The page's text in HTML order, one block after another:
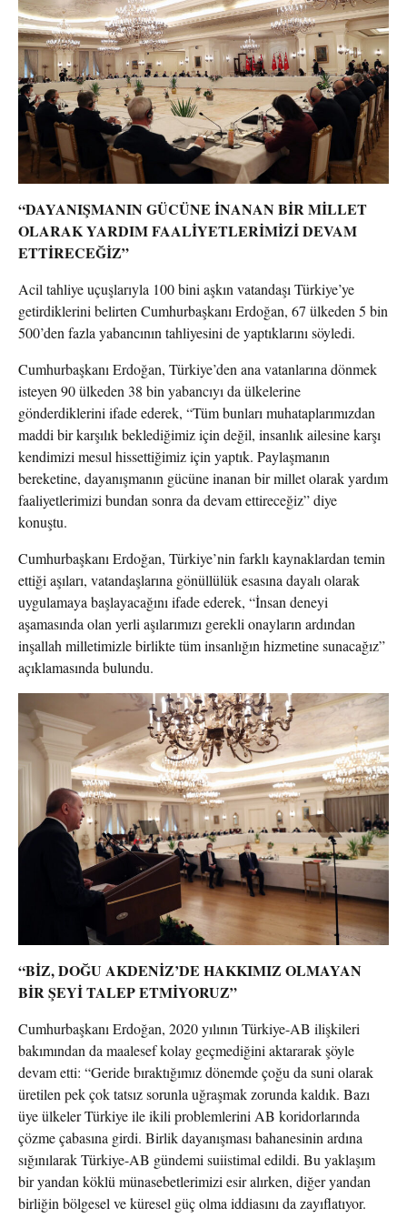
“DAYANIŞMANIN GÜCÜNE İNANAN BİR MİLLET
OLARAK YARDIM FAALİYETLERİMİZİ DEVAM
ETTİRECEĞİZ”
Acil tahliye uçuşlarıyla 100 bini aşkın vatandaşı Türkiye’ye
getirdiklerini belirten Cumhurbaşkanı Erdoğan, 67 ülkeden 5 bin
500’den fazla yabancının tahliyesini de yaptıklarını söyledi.
Cumhurbaşkanı Erdoğan, Türkiye’den ana vatanlarına dönmek
isteyen 90 ülkeden 38 bin yabancıyı da ülkelerine
gönderdiklerini ifade ederek, “Tüm bunları muhataplarımızdan
maddi bir karşılık beklediğimiz için değil, insanlık ailesine karşı
kendimizi mesul hissettiğimiz için yaptık. Paylaşmanın
bereketine, dayanışmanın gücüne inanan bir millet olarak yardım
faaliyetlerimizi bundan sonra da devam ettireceğiz” diye
konuştu.
Cumhurbaşkanı Erdoğan, Türkiye’nin farklı kaynaklardan temin
ettiği aşıları, vatandaşlarına gönüllülük esasına dayalı olarak
uygulamaya başlayacağını ifade ederek, “İnsan deneyi
aşamasında olan yerli aşılarımızı gerekli onayların ardından
inşallah milletimizle birlikte tüm insanlığın hizmetine sunacağız”
açıklamasında bulundu.
“BİZ, DOĞU AKDENİZ’DE HAKKIMIZ OLMAYAN
BİR ŞEYİ TALEP ETMİYORUZ”
Cumhurbaşkanı Erdoğan, 2020 yılının Türkiye-AB ilişkileri
bakımından da maalesef kolay geçmediğini aktararak şöyle
devam etti: “Geride bıraktığımız dönemde çoğu da suni olarak
üretilen pek çok tatsız sorunla uğraşmak zorunda kaldık. Bazı
üye ülkeler Türkiye ile ikili problemlerini AB koridorlarında
çözme çabasına girdi. Birlik dayanışması bahanesinin ardına
sığınılarak Türkiye-AB gündemi suiistimal edildi. Bu yaklaşım
bir yandan köklü münasebetlerimizi esir alırken, diğer yandan
birliğin bölgesel ve küresel güç olma iddiasını da zayıflatıyor.